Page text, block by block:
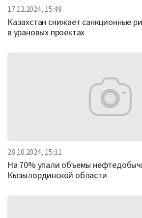
17.12.2024, 15:49
Казахстан снижает санкционные
в урановых проектах
28.10.2024, 15:11
На 70% упали объемы
Кызылординской области